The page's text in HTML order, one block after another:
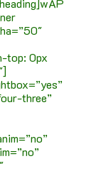
top: 0px
three”